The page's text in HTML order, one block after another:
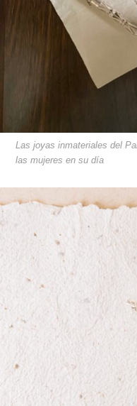
Las joyas inmateriales del
las mujeres en su día